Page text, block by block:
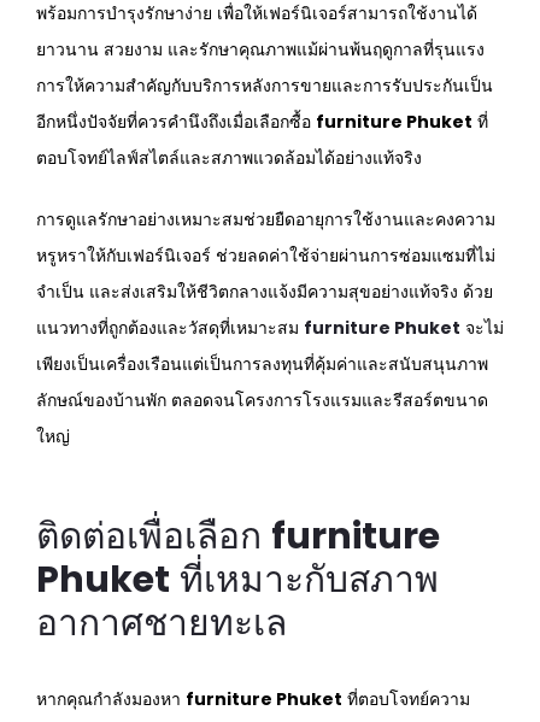
พร้อมการบำรุงรักษาง่าย เพื่อให้เฟอร์นิเจอร์สามารถใช้งานได้
ยาวนาน สวยงาม และรักษาคุณภาพแม้ผ่านพ้นฤดูกาลที่รุนแรง
การให้ความสำคัญกับบริการหลังการขายและการรับประกันเป็น
อีกหนึ่งปัจจัยที่ควรคำนึงถึงเมื่อเลือกซื้อ furniture Phuket ที่
ตอบโจทย์ไลฟ์สไตล์และสภาพแวดล้อมได้อย่างแท้จริง
การดูแลรักษาอย่างเหมาะสมช่วยยืดอายุการใช้งานและคงความ
หรูหราให้กับเฟอร์นิเจอร์ ช่วยลดค่าใช้จ่ายผ่านการซ่อมแซมที่ไม่
จำเป็น และส่งเสริมให้ชีวิตกลางแจ้งมีความสุขอย่างแท้จริง ด้วย
แนวทางที่ถูกต้องและวัสดุที่เหมาะสม furniture Phuket จะไม่
เพียงเป็นเครื่องเรือนแต่เป็นการลงทุนที่คุ้มค่าและสนับสนุนภาพ
ลักษณ์ของบ้านพัก ตลอดจนโครงการโรงแรมและรีสอร์ตขนาด
ใหญ่
ติดต่อเพื่อเลือก furniture
Phuket ที่เหมาะกับสภาพ
อากาศชายทะเล
หากคุณกำลังมองหา furniture Phuket ที่ตอบโจทย์ความ